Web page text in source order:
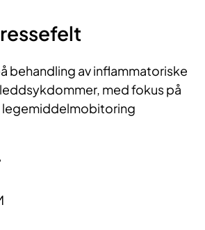
behandling av inflammatoriske
med fokus på